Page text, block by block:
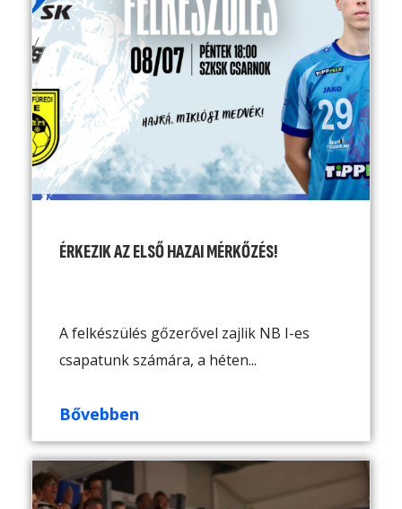
ÉRKEZIK AZ ELSŐ HAZAI MÉRKŐZÉS!
A felkészülés gőzerővel zajlik NB I-es
csapatunk számára, a héten...
Bővebben